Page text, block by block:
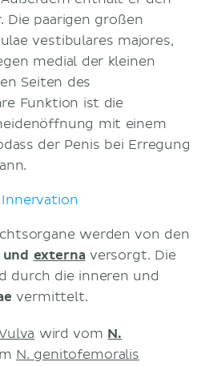
Die paarigen großen
vestibulares majores,
medial der kleinen
Seiten des
Funktion ist die
mit einem
der Penis bei Erregung
werden von den
und externa versorgt. Die
durch die inneren und
vermittelt.
wird vom N.
N. genitofemoralis